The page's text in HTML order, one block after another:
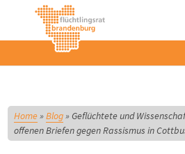
Home»Blog»Geflüchtete und
offenen Briefen gegen Rassismus in